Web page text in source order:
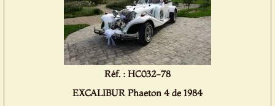
Réf. : HC032-78
EXCALIBUR Phaeton 4 de 1984